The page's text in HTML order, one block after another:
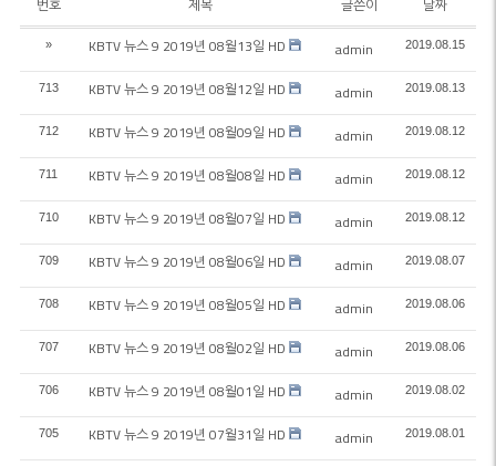
번호 제목 글쓴이 날짜
» KBTV 뉴스 9 2019년 08월13일 HD admin 2019.08.15
713 KBTV 뉴스 9 2019년 08월12일 HD admin 2019.08.13
712 KBTV 뉴스 9 2019년 08월09일 HD admin 2019.08.12
711 KBTV 뉴스 9 2019년 08월08일 HD admin 2019.08.12
710 KBTV 뉴스 9 2019년 08월07일 HD admin 2019.08.12
709 KBTV 뉴스 9 2019년 08월06일 HD admin 2019.08.07
708 KBTV 뉴스 9 2019년 08월05일 HD admin 2019.08.06
707 KBTV 뉴스 9 2019년 08월02일 HD admin 2019.08.06
706 KBTV 뉴스 9 2019년 08월01일 HD admin 2019.08.02
705 KBTV 뉴스 9 2019년 07월31일 HD admin 2019.08.01